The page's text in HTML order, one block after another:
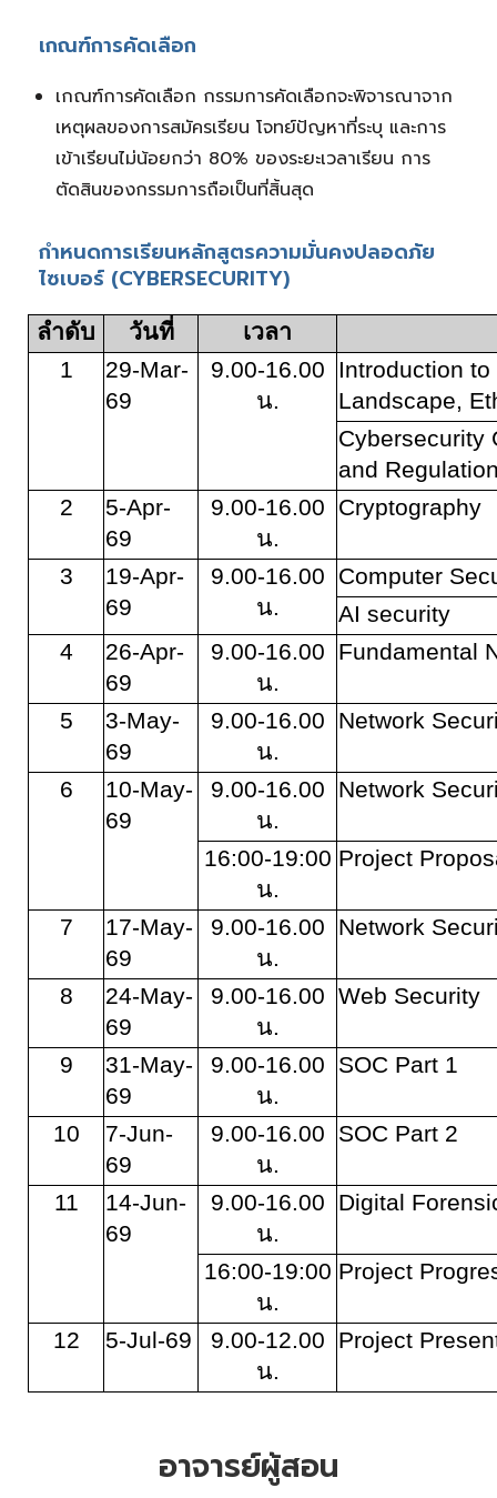
เกณฑ์การคัดเลือก
เกณฑ์การคัดเลือก กรรมการคัดเลือกจะพิจารณาจาก
เหตุผลของการสมัครเรียน โจทย์ปัญหาที่ระบุ และการ
เข้าเรียนไม่น้อยกว่า 80% ของระยะเวลาเรียน การ
ตัดสินของกรรมการถือเป็นที่สิ้นสุด
กำหนดการเรียนหลักสูตรความมั่นคงปลอดภัย
ไซเบอร์ (CYBERSECURITY)
ลำดับ วันที่
เวลา
1
29-Mar-
69
9.00-16.00
น.
Introduction
Landscape,
Cybersecurity
and
2
5-Apr-
69
9.00-16.00
น.
Cryptography
3
19-Apr-
69
9.00-16.00
น.
Computer
AI security
4
26-Apr-
69
9.00-16.00
น.
Fundamental
5
3-May-
69
9.00-16.00
น.
Network
6
10-May-
69
9.00-16.00
น.
Network
16:00-19:00
น.
Project
7
17-May-
69
9.00-16.00
น.
Network
8
24-May-
69
9.00-16.00
น.
Web Security
9
31-May-
69
9.00-16.00
น.
SOC Part 1
10
7-Jun-
69
9.00-16.00
น.
SOC Part 2
11
14-Jun-
69
9.00-16.00
น.
Digital
16:00-19:00
น.
Project
12 5-Jul-69
9.00-12.00
น.
Project
อาจารย์ผู้สอน